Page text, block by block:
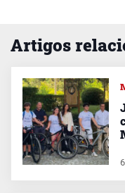
Artigos